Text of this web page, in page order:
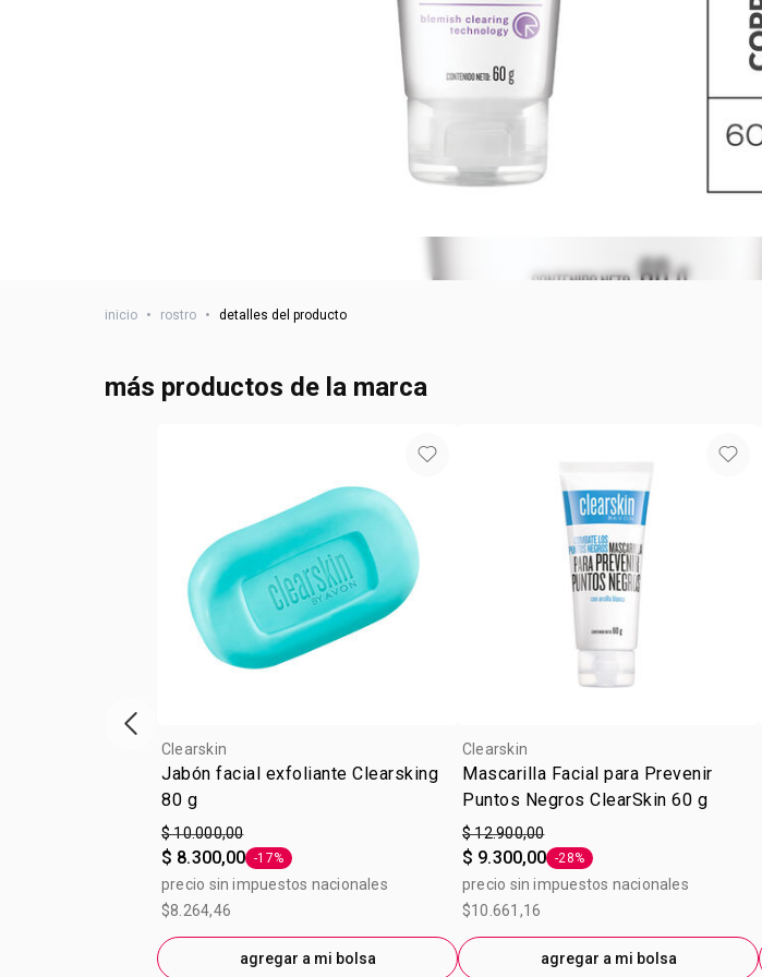
inicio • rostro • detalles del producto
más productos de la marca
Clearskin
Jabón facial exfoliante Clearsking
80 g
$ 10.000,00
$ 8.300,00 Etiqueta -17%
-17%
precio sin impuestos nacionales
$8.264,46
agregar a mi bolsa
Clearskin
Mascarilla Facial para Prevenir
Puntos Negros ClearSkin 60 g
$ 12.900,00
$ 9.300,00 Etiqueta -28%
-28%
precio sin impuestos nacionales
$10.661,16
agregar a mi bolsa
Vitrina de productos anterior